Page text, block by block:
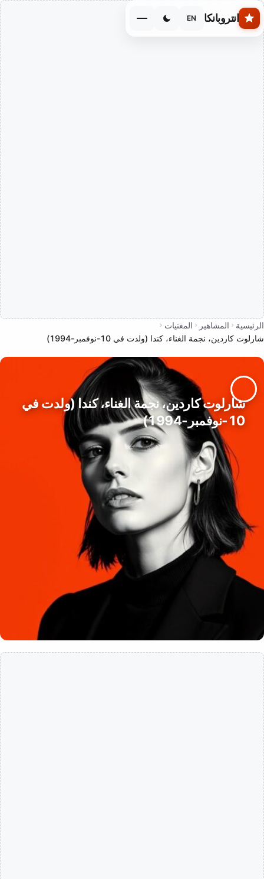
Skip to main content
انتروبانكا EN
الرئيسية المشاهير
المغنيات
شارلوت كاردين، نجمة الغناء، كندا (ولدت في 10-نوفمبر-1994)
شارلوت كاردين، نجمة الغناء، كندا (ولدت في
10-نوفمبر-1994)